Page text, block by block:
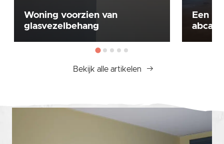
Woning voorzien van
glasvezelbehang
Een
Bekijk alle artikelen